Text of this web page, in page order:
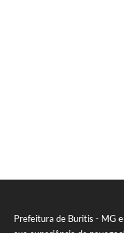
Prefeitura de Buritis - MG